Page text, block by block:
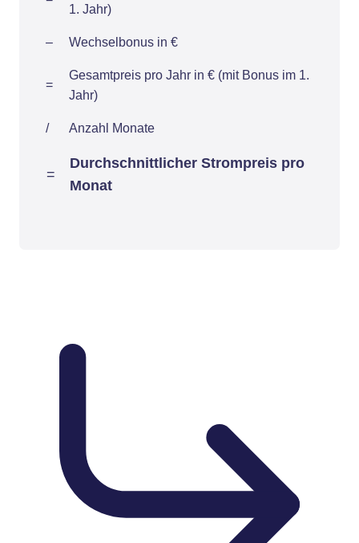
1. Jahr)
– Wechselbonus in €
=
Gesamtpreis pro Jahr in € (mit Bonus im 1.
Jahr)
/ Anzahl Monate
=
Durchschnittlicher Strompreis pro
Monat